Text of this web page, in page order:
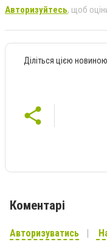
Авторизуйтесь, щоб
Діліться цією
Коментарі
Авторизуватись